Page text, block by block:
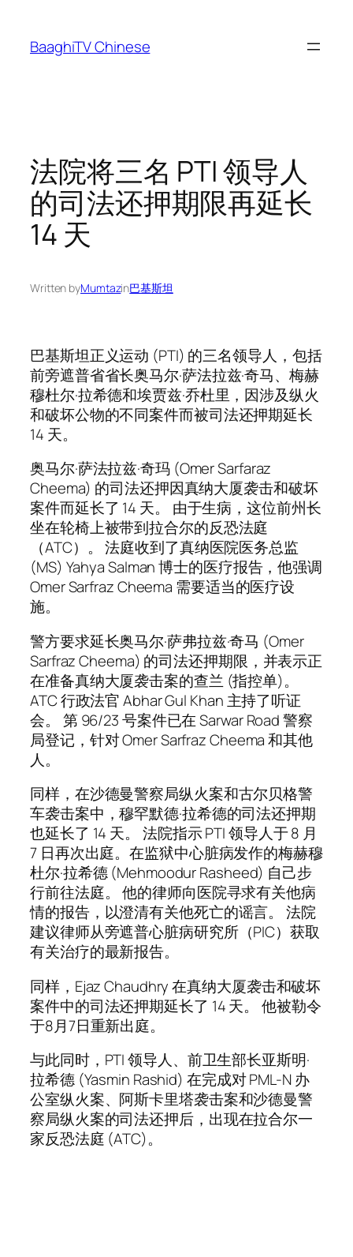
content
BaaghiTV Chinese
法院将三名 PTI 领导人
的司法还押期限再延长
14 天
Written byMumtazin巴基斯坦
巴基斯坦正义运动 (PTI) 的三名领导人，包括
前旁遮普省省长奥马尔·萨法拉兹·奇马、梅赫
穆杜尔·拉希德和埃贾兹·乔杜里，因涉及纵火
和破坏公物的不同案件而被司法还押期延长
14 天。
奥马尔·萨法拉兹·奇玛 (Omer Sarfaraz
Cheema) 的司法还押因真纳大厦袭击和破坏
案件而延长了 14 天。 由于生病，这位前州长
坐在轮椅上被带到拉合尔的反恐法庭
（ATC）。 法庭收到了真纳医院医务总监
(MS) Yahya Salman 博士的医疗报告，他强调
Omer Sarfraz Cheema 需要适当的医疗设
施。
警方要求延长奥马尔·萨弗拉兹·奇马 (Omer
Sarfraz Cheema) 的司法还押期限，并表示正
在准备真纳大厦袭击案的查兰 (指控单)。
ATC 行政法官 Abhar Gul Khan 主持了听证
会。 第 96/23 号案件已在 Sarwar Road 警察
局登记，针对 Omer Sarfraz Cheema 和其他
人。
同样，在沙德曼警察局纵火案和古尔贝格警
车袭击案中，穆罕默德·拉希德的司法还押期
也延长了 14 天。 法院指示 PTI 领导人于 8 月
7 日再次出庭。在监狱中心脏病发作的梅赫穆
杜尔·拉希德 (Mehmoodur Rasheed) 自己步
行前往法庭。 他的律师向医院寻求有关他病
情的报告，以澄清有关他死亡的谣言。 法院
建议律师从旁遮普心脏病研究所（PIC）获取
有关治疗的最新报告。
同样，Ejaz Chaudhry 在真纳大厦袭击和破坏
案件中的司法还押期延长了 14 天。 他被勒令
于8月7日重新出庭。
与此同时，PTI 领导人、前卫生部长亚斯明·
拉希德 (Yasmin Rashid) 在完成对 PML-N 办
公室纵火案、阿斯卡里塔袭击案和沙德曼警
察局纵火案的司法还押后，出现在拉合尔一
家反恐法庭 (ATC)。